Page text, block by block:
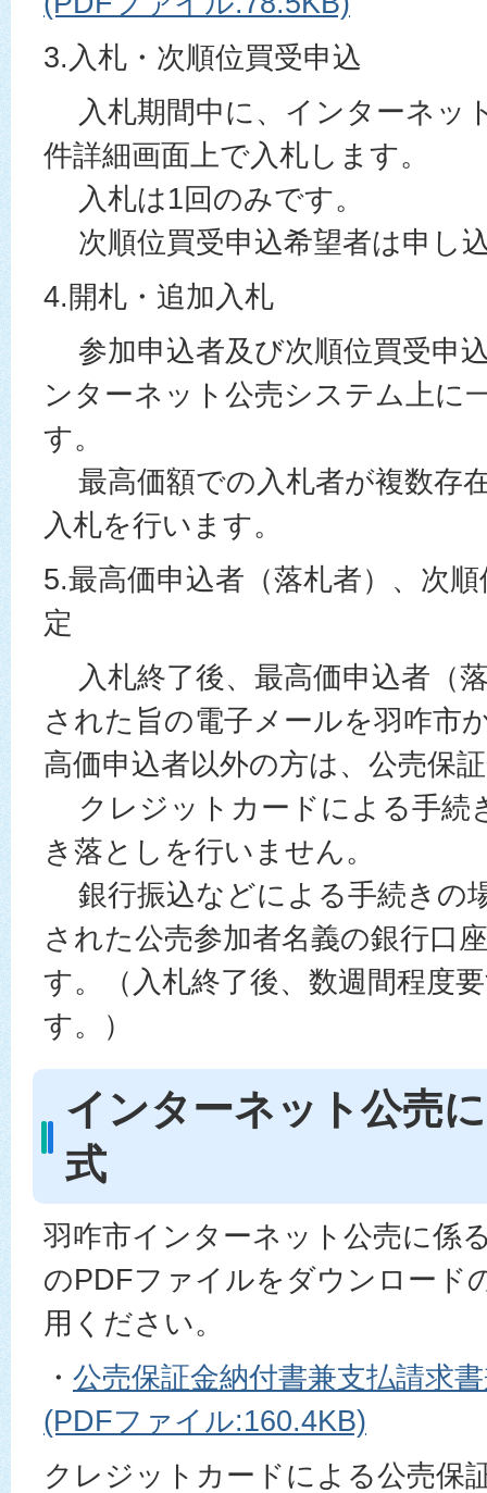
3.入札・次順位買受申込
入札期間中に、インターネッ
件詳細画面上で入札します。
入札は1回のみです。
次順位買受申込希望者は申し
4.開札・追加入札
参加申込者及び次順位買受申
ンターネット公売システム上に
す。
最高価額での入札者が複数存
入札を行います。
5.最高価申込者（落札者）、次
定
入札終了後、最高価申込者（
された旨の電子メールを羽咋市
高価申込者以外の方は、公売保
クレジットカードによる手続
き落としを行いません。
銀行振込などによる手続きの
された公売参加者名義の銀行口
す。（入札終了後、数週間程度
す。）
インターネット公売
式
羽咋市インターネット公売に係
のPDFファイルをダウンロード
用ください。
・ 公売保証金納付書兼支払請求
(PDFファイル:160.4KB)
クレジットカードによる公売保